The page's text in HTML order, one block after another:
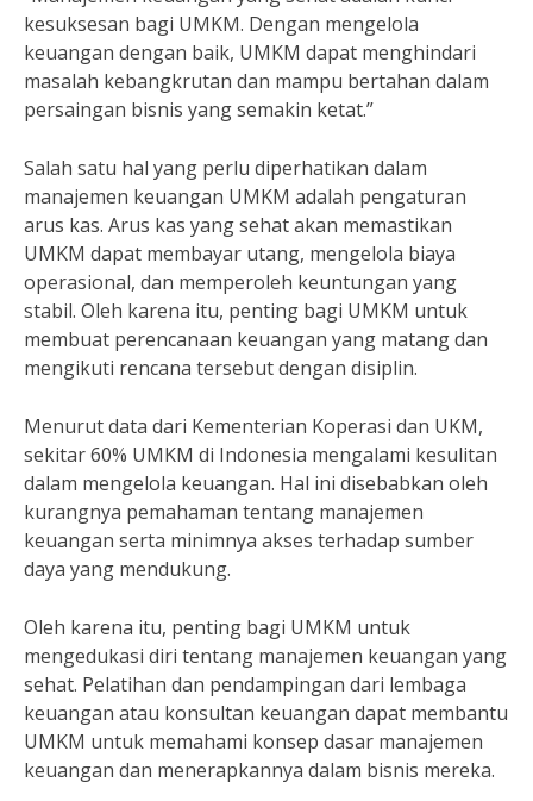
kesuksesan bagi UMKM. Dengan mengelola
keuangan dengan baik, UMKM dapat menghindari
masalah kebangkrutan dan mampu bertahan dalam
persaingan bisnis yang semakin ketat.”
Salah satu hal yang perlu diperhatikan dalam
manajemen keuangan UMKM adalah pengaturan
arus kas. Arus kas yang sehat akan memastikan
UMKM dapat membayar utang, mengelola biaya
operasional, dan memperoleh keuntungan yang
stabil. Oleh karena itu, penting bagi UMKM untuk
membuat perencanaan keuangan yang matang dan
mengikuti rencana tersebut dengan disiplin.
Menurut data dari Kementerian Koperasi dan UKM,
sekitar 60% UMKM di Indonesia mengalami kesulitan
dalam mengelola keuangan. Hal ini disebabkan oleh
kurangnya pemahaman tentang manajemen
keuangan serta minimnya akses terhadap sumber
daya yang mendukung.
Oleh karena itu, penting bagi UMKM untuk
mengedukasi diri tentang manajemen keuangan yang
sehat. Pelatihan dan pendampingan dari lembaga
keuangan atau konsultan keuangan dapat membantu
UMKM untuk memahami konsep dasar manajemen
keuangan dan menerapkannya dalam bisnis mereka.